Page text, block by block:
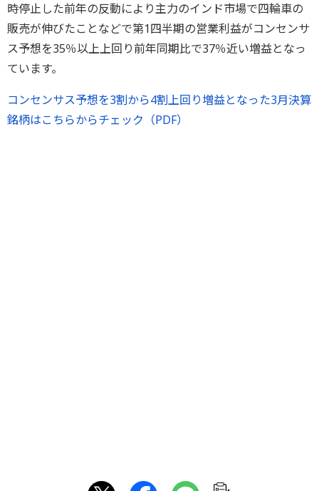
時停止した前年の反動により主力のインド市場で四輪車の
販売が伸びたことなどで第1四半期の営業利益がコンセンサ
ス予想を35％以上上回り前年同期比で37％近い増益となっ
ています。
コンセンサス予想を3割から4割上回り増益となった3月決算
銘柄はこちらからチェック（PDF）